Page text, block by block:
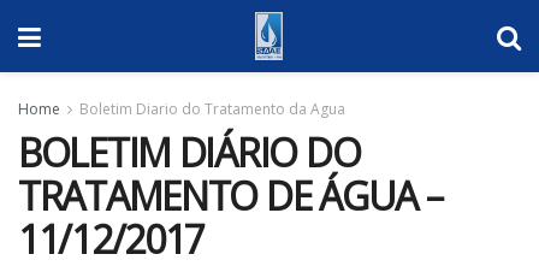
Home Boletim Diario do Tratamento da Agua
BOLETIM DIÁRIO DO
TRATAMENTO DE ÁGUA –
11/12/2017